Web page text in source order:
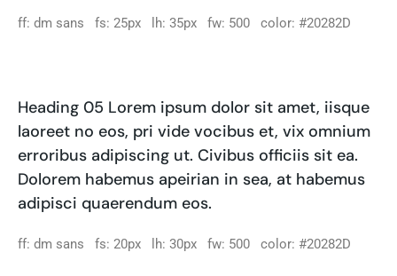
ff: dm sans fs: 25px lh: 35px fw: 500 color: #20282D
Heading 05 Lorem ipsum dolor sit amet, iisque
laoreet no eos, pri vide vocibus et, vix omnium
erroribus adipiscing ut. Civibus officiis sit ea.
Dolorem habemus apeirian in sea, at habemus
adipisci quaerendum eos.
ff: dm sans fs: 20px lh: 30px fw: 500 color: #20282D